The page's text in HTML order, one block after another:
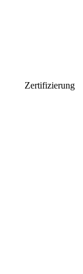
Zertifizierung